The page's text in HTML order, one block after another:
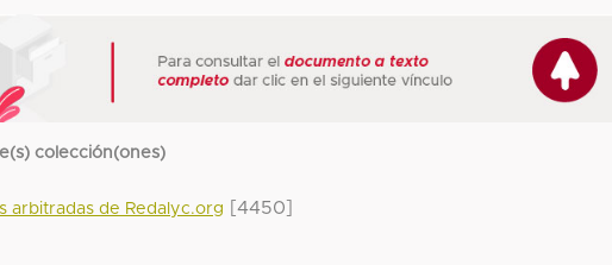
colección(ones)
arbitradas de Redalyc.org [4450]